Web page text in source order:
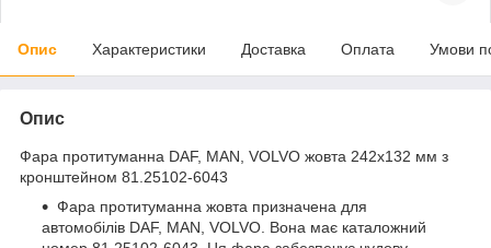
Опис Характеристики Доставка Оплата Умови
Опис
Фара протитуманна DAF, MAN, VOLVO жовта 242х132 мм з
кронштейном 81.25102-6043
Фара протитуманна жовта призначена для
автомобілів DAF, MAN, VOLVO. Вона має каталожний